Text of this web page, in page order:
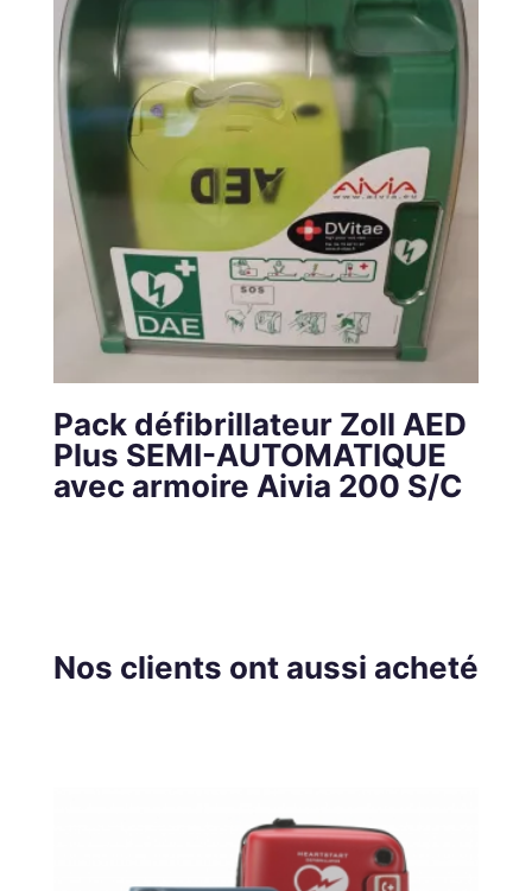
Pack défibrillateur Zoll AED
Plus SEMI-AUTOMATIQUE
avec armoire Aivia 200 S/C
Nos clients ont aussi acheté